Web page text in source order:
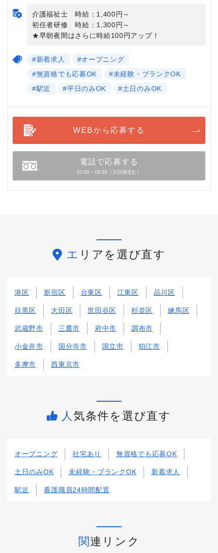
介護福祉士 時給：1,400円～
初任者研修 時給：1,300円～
★早朝夜間はさらに時給100円アップ！
#新着求人
#オープニング
#無資格でも応募OK
#未経験・ブランクOK
#駅近
#平日のみOK #土日のみOK
WEBから応募する
電話で応募する
10:00～18:30（土日祝含む）
エリアを選び直す
港区 新宿区 台東区 江東区 品川区
目黒区 大田区 世田谷区 杉並区 練馬区
武蔵野市 三鷹市 府中市 調布市
小金井市 国分寺市 国立市 狛江市
多摩市 西東京市
人気条件を選び直す
オープニング 社宅あり 無資格でも応募OK
土日のみOK 未経験・ブランクOK 新着求人
駅近 看護職員24時間配置
関連リンク